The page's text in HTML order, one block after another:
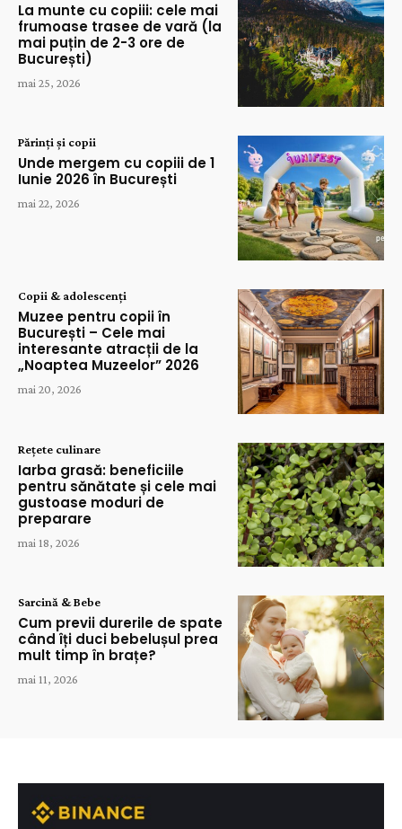
La munte cu copiii: cele mai
frumoase trasee de vară (la
mai puțin de 2-3 ore de
București)
mai 25, 2026
Părinți și copii
Unde mergem cu copiii de 1
Iunie 2026 în București
mai 22, 2026
Copii & adolescenți
Muzee pentru copii în
București – Cele mai
interesante atracții de la
„Noaptea Muzeelor” 2026
mai 20, 2026
Rețete culinare
Iarba grasă: beneficiile
pentru sănătate și cele mai
gustoase moduri de
preparare
mai 18, 2026
Sarcină & Bebe
Cum previi durerile de spate
când îți duci bebelușul prea
mult timp în brațe?
mai 11, 2026